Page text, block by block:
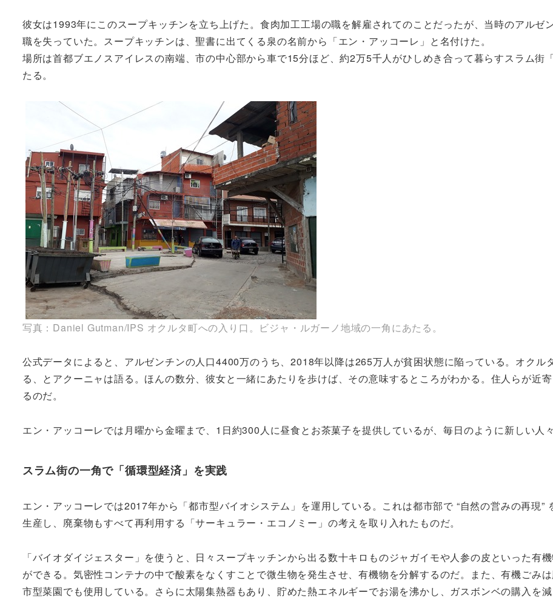
彼女は1993年にこのスープキッチンを立ち上げた。食肉加工工場の職を解雇されてのことだったが、当時のアル
職を失っていた。スープキッチンは、聖書に出てくる泉の名前から「エン・アッコーレ」と名付けた。
場所は首都ブエノスアイレスの南端、市の中心部から車で15分ほど、約2万5千人がひしめき合って暮らすスラム街
たる。
写真：Daniel Gutman/IPS オクルタ町への入り口。ビジャ・ルガーノ地域の一角にあたる。
公式データによると、アルゼンチンの人口4400万のうち、2018年以降は265万人が貧困状態に陥っている。オクル
る、とアクーニャは語る。ほんの数分、彼女と一緒にあたりを歩けば、その意味するところがわかる。住人らが近
るのだ。
エン・アッコーレでは月曜から金曜まで、1日約300人に昼食とお茶菓子を提供しているが、毎日のように新しい人
スラム街の一角で「循環型経済」を実践
エン・アッコーレでは2017年から「都市型バイオシステム」を運用している。これは都市部で “自然の営みの再現
生産し、廃棄物もすべて再利用する「サーキュラー・エコノミー」の考えを取り入れたものだ。
「バイオダイジェスター」を使うと、日々スープキッチンから出る数十キロものジャガイモや人参の皮といった有
ができる。気密性コンテナの中で酸素をなくすことで微生物を発生させ、有機物を分解するのだ。また、有機ごみ
市型菜園でも使用している。さらに太陽集熱器もあり、貯めた熱エネルギーでお湯を沸かし、ガスボンベの購入を